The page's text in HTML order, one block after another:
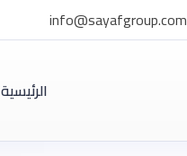
info@sayafgroup.com
الرئيسية